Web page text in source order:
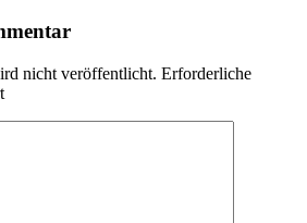
nicht veröffentlicht. Erforderliche